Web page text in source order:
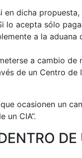
dicha
lo acepta sólo
a la aduana
a cambio de
de un Centro de
ocasionen un
un CIA”.
DE